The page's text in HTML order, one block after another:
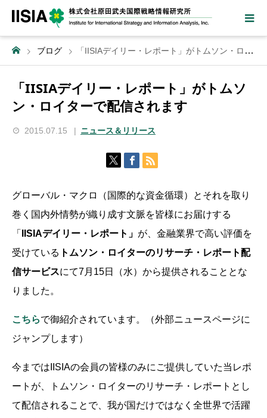
ブログ 「IISIAデイリー・レポート」がトムソン・ロイターで配信されます
「IISIAデイリー・レポート」がトムソ
ン・ロイターで配信されます
2015.07.15 ニュース＆リリース
グローバル・マクロ（国際的な資金循環）とそれを取り
巻く国内外情勢が織り成す文脈を皆様にお届けする
「
IISIAデイリー・レポート」 が、金融業界で高い評価を
受けている トムソン・ロイターのリサーチ・レポート配
信サービスにて7月15日（水）から提供されることとな
りました。
こちらで御紹介されています。（外部ニュースページに
ジャンプします）
今まではIISIAの会員の皆様のみにご提供していた当レポ
ートが、トムソン・ロイターのリサーチ・レポートとし
て配信されることで、我が国だけではなく全世界で活躍